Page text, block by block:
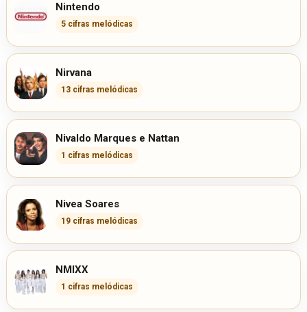
Nintendo
5 cifras melódicas
Nirvana
13 cifras melódicas
Nivaldo Marques e Nattan
1 cifras melódicas
Nivea Soares
19 cifras melódicas
NMIXX
1 cifras melódicas